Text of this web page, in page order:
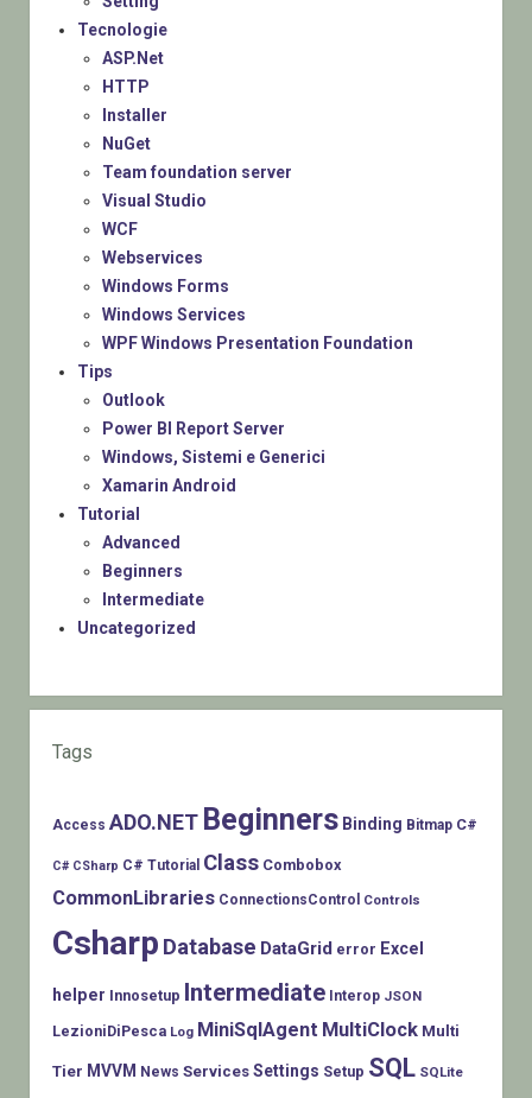
Tecnologie
ASP.Net
HTTP
Installer
NuGet
Team foundation server
Visual Studio
WCF
Webservices
Windows Forms
Windows Services
WPF Windows Presentation Foundation
Tips
Outlook
Power BI Report Server
Windows, Sistemi e Generici
Xamarin Android
Tutorial
Advanced
Beginners
Intermediate
Uncategorized
Tags
Access ADO.NET Beginners Binding Bitmap C#
C# CSharp C# Tutorial Class Combobox
CommonLibraries ConnectionsControl Controls
Csharp Database DataGrid error Excel
helper Innosetup Intermediate Interop JSON
LezioniDiPesca Log MiniSqlAgent MultiClock Multi
Tier MVVM News Services Settings Setup SQL SQLite